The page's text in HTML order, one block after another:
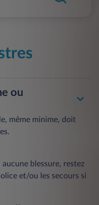
ou
même minime, doit
aucune blessure, restez
et/ou les secours si